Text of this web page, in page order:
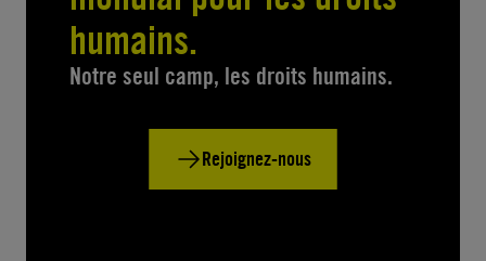
humains.
Notre seul camp, les droits humains.
Rejoignez-nous